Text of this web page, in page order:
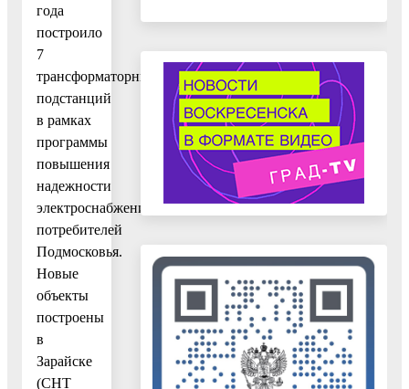
года
построило
7
трансформаторных
подстанций
в рамках
программы
повышения
надежности
электроснабжения
потребителей
Подмосковья.
Новые
объекты
построены
в
Зарайске
(СНТ